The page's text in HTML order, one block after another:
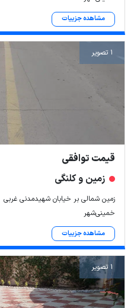
مشاهده جزییات
1 تصویر
قیمت توافقی
زمین و کلنگی
زمین شمالی بر خیابان شهیدمدنی غربی
خمینی‌شهر
مشاهده جزییات
1 تصویر